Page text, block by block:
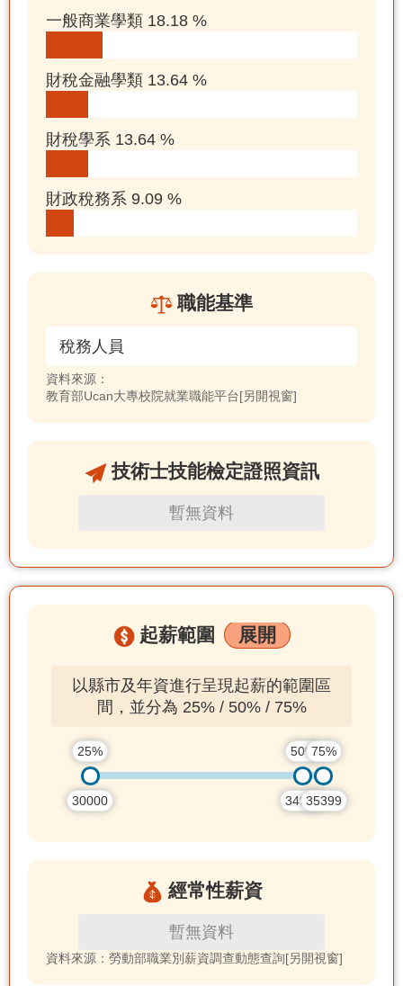
一般商業學類 18.18 %
財稅金融學類 13.64 %
財稅學系 13.64 %
財政稅務系 9.09 %
職能基準
稅務人員
資料來源：
教育部Ucan大專校院就業職能平台[另開視窗]
技術士技能檢定證照資訊
暫無資料
起薪範圍 展開
以縣市及年資進行呈現起薪的範圍區
間，並分為 25% / 50% / 75%
25%
30000
50%
34916
75%
35399
經常性薪資
暫無資料
資料來源：勞動部職業別薪資調查動態查詢[另開視窗]